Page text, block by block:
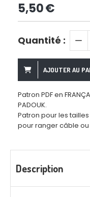
5,50€
Quantité :
AJOUTER AU
Patron PDF en
PADOUK.
Patron pour les
pour ranger câble ou
Description